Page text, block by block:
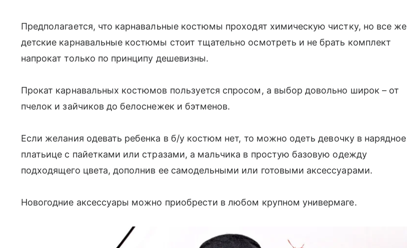
Предполагается, что карнавальные костюмы проходят химическую чистку, но все же
детские карнавальные костюмы стоит тщательно осмотреть и не брать комплект
напрокат только по принципу дешевизны.
Прокат карнавальных костюмов пользуется спросом, а выбор довольно широк – от
пчелок и зайчиков до белоснежек и бэтменов.
Если желания одевать ребенка в б/у костюм нет, то можно одеть девочку в нарядное
платьице с пайетками или стразами, а мальчика в простую базовую одежду
подходящего цвета, дополнив ее самодельными или готовыми аксессуарами.
Новогодние аксессуары можно приобрести в любом крупном универмаге.